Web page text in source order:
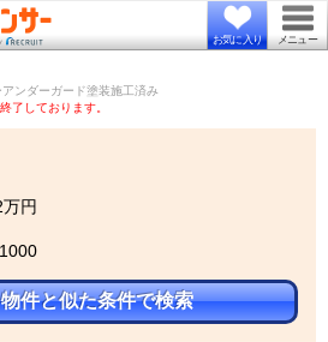
お気に入り メニュー
ンダーガード塗装施工済み
了しております。
円
件と似た条件で検索